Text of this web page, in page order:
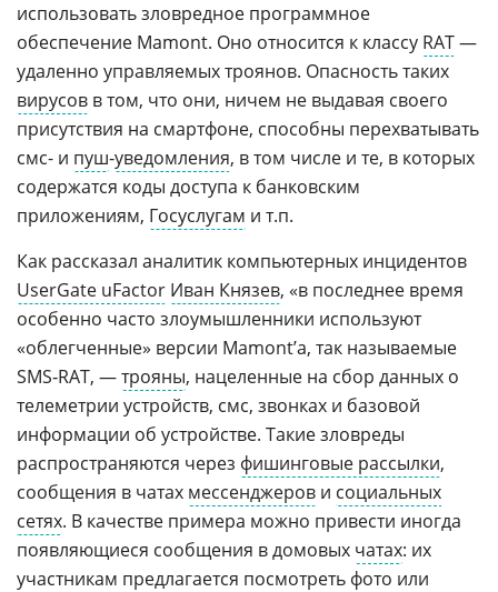
использовать зловредное программное
обеспечение Mamont. Оно относится к классу RAT—
удаленно управляемых троянов. Опасность таких
вирусов в том, что они, ничем не выдавая своего
присутствия на смартфоне, способны перехватывать
смс- и пуш‑уведомления, в том числе и те, в которых
содержатся коды доступа к банковским
приложениям, Госуслугам и т.п.
Как рассказал аналитик компьютерных инцидентов
UserGate uFactor Иван Князев, «в последнее время
особенно часто злоумышленники используют
«облегченные» версии Mamont’а, так называемые
SMS‑RAT, —трояны, нацеленные на сбор данных о
телеметрии устройств, смс, звонках и базовой
информации об устройстве. Такие зловреды
распространяются через фишинговые рассылки,
сообщения в чатах мессенджеров и социальных
сетях. В качестве примера можно привести иногда
появляющиеся сообщения в домовых чатах: их
участникам предлагается посмотреть фото или